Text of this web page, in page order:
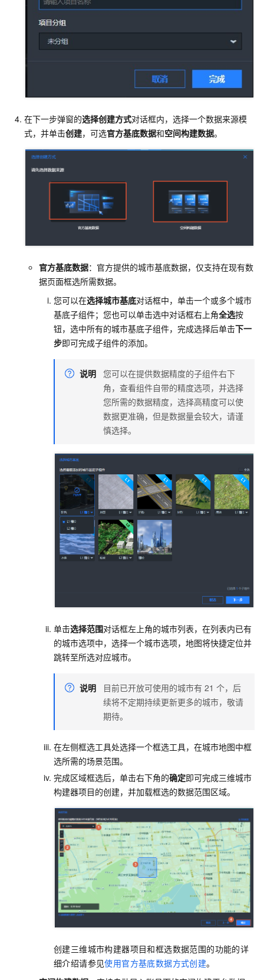
在下一步弹窗的选择创建方式对话框内，选择一个数据来源模
式，并单击创建，可选官方基底数据和空间构建数据。
官方基底数据：官方提供的城市基底数据，仅支持在现有数
据页面框选所需数据。
您可以在选择城市基底对话框中，单击一个或多个城市
基底子组件；您也可以单击选中对话框右上角全选按
钮，选中所有的城市基底子组件，完成选择后单击下一
步即可完成子组件的添加。
说明 您可以在提供数据精度的子组件右下
角，查看组件自带的精度选项，并选择
您所需的数据精度，选择高精度可以使
数据更准确，但是数据量会较大，请谨
慎选择。
单击选择范围对话框左上角的城市列表，在列表内已有
的城市选项中，选择一个城市选项，地图将快捷定位并
跳转至所选对应城市。
说明 目前已开放可使用的城市有 21 个，后
续将不定期持续更新更多的城市，敬请
期待。
在左侧框选工具处选择一个框选工具，在城市地图中框
选所需的场景范围。
完成区域框选后，单击右下角的确定即可完成三维城市
构建器项目的创建，并加载框选的数据范围区域。
创建三维城市构建器项目和框选数据范围的功能的详
细介绍请参见使用官方基底数据方式创建。